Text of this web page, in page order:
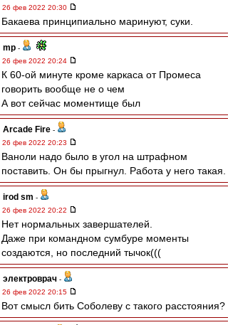
26 фев 2022 20:30
Бакаева принципиально маринуют, суки.
mp -
26 фев 2022 20:24
К 60-ой минуте кроме каркаса от Промеса
говорить вообще не о чем
А вот сейчас моментище был
Arcade Fire -
26 фев 2022 20:23
Ваноли надо было в угол на штрафном
поставить. Он бы прыгнул. Работа у него такая.
irod sm -
26 фев 2022 20:22
Нет нормальных завершателей.
Даже при командном сумбуре моменты
создаются, но последний тычок(((
электроврач -
26 фев 2022 20:15
Вот смысл бить Соболеву с такого расстояния?